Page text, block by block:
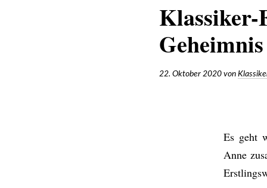
Klassiker-
22. Oktober 2020von
Es geht
Anne